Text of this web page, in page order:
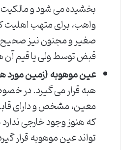
بخشیده می شود و مالکیت
واهب، برای متهب
صغیر و مجنون نیز
قبض توسط ولی یا قیم آن
عین موهوبه (زمین مورد
هبه قرار می گیرد. در
معین، مشخص و دارای
که هنوز وجود خارجی
تواند عین موهوبه قرار